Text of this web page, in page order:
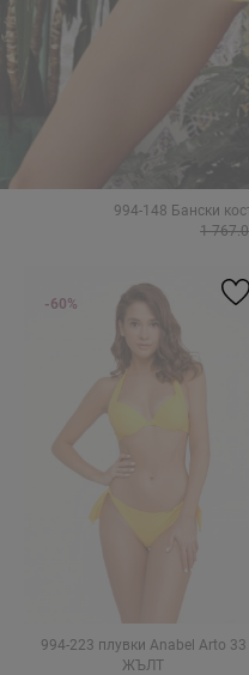
994-148 Бански
1
994-223 плувки Anabel Arto 33
ЖЪЛТ
-60%